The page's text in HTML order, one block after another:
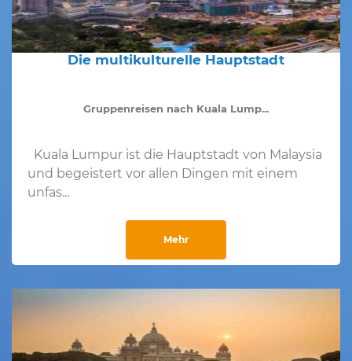
Die multikulturelle Hauptstadt
Gruppenreisen nach Kuala Lump...
Kuala Lumpur ist die Hauptstadt von Malaysia
und begeistert vor allen Dingen mit einem
unfas...
Mehr